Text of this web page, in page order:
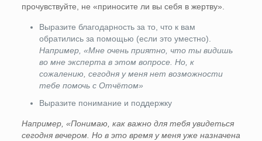
прочувствуйте, не «приносите ли вы себя в жертву».
Выразите благодарность за то, что к вам
обратились за помощью (если это уместно).
Например, «Мне очень приятно, что ты видишь
во мне эксперта в этом вопросе. Но, к
сожалению, сегодня у меня нет возможности
тебе помочь с Отчётом»
Выразите понимание и поддержку
Например, «Понимаю, как важно для тебя увидеться
сегодня вечером. Но в это время у меня уже назначена